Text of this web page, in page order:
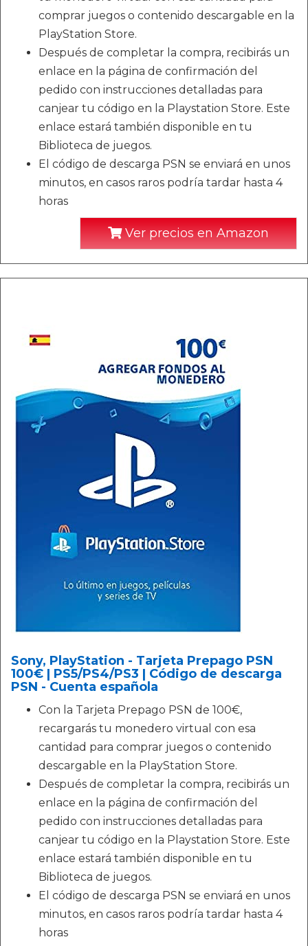
comprar juegos o contenido descargable en la
PlayStation Store.
Después de completar la compra, recibirás un
enlace en la página de confirmación del
pedido con instrucciones detalladas para
canjear tu código en la Playstation Store. Este
enlace estará también disponible en tu
Biblioteca de juegos.
El código de descarga PSN se enviará en unos
minutos, en casos raros podría tardar hasta 4
horas
Ver precios en Amazon
Sony, PlayStation - Tarjeta Prepago PSN
100€ | PS5/PS4/PS3 | Código de descarga
PSN - Cuenta española
Con la Tarjeta Prepago PSN de 100€,
recargarás tu monedero virtual con esa
cantidad para comprar juegos o contenido
descargable en la PlayStation Store.
Después de completar la compra, recibirás un
enlace en la página de confirmación del
pedido con instrucciones detalladas para
canjear tu código en la Playstation Store. Este
enlace estará también disponible en tu
Biblioteca de juegos.
El código de descarga PSN se enviará en unos
minutos, en casos raros podría tardar hasta 4
horas